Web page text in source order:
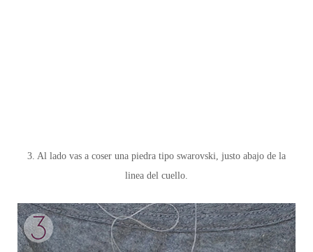
3. Al lado vas a coser una piedra tipo swarovski, justo abajo de la
linea del cuello.